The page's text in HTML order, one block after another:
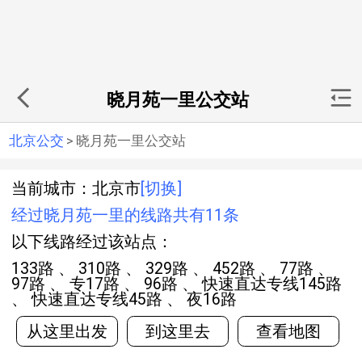
晓月苑一里公交站
北京公交 > 晓月苑一里公交站
当前城市：北京市 [切换]
经过晓月苑一里的线路共有11条
以下线路经过该站点：
133路 、 310路 、 329路 、 452路 、 77路 、
97路 、 专17路 、 96路 、 快速直达专线145路
、 快速直达专线45路 、 夜16路
从这里出发
到这里去 查看地图